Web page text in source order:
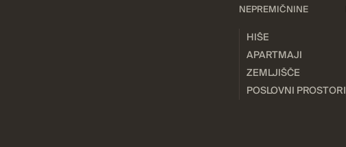
NEPREMIČNINE
HIŠE
APARTMAJI
ZEMLJIŠČE
POSLOVNI PROSTORI